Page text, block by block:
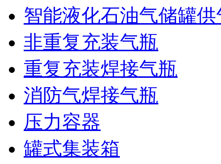
智能液化石油气储罐
非重复充装气瓶
重复充装焊接气瓶
消防气焊接气瓶
压力容器
罐式集装箱